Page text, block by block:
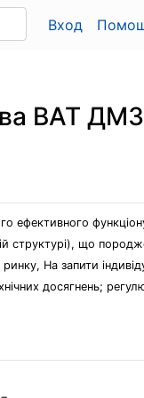
Вход
ВАТ ДМЗ
ефективного
структурі), що
На запити
досягнень;